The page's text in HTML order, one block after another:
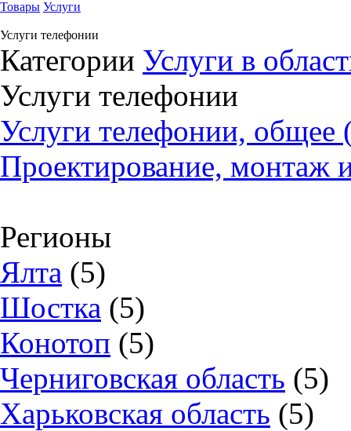
Товары Услуги
Услуги телефонии
Категории Услуги в
Услуги телефонии
Услуги телефонии, общее
Проектирование,
Регионы
Ялта (5)
Шостка (5)
Конотоп (5)
Черниговская область (5)
Харьковская область (5)